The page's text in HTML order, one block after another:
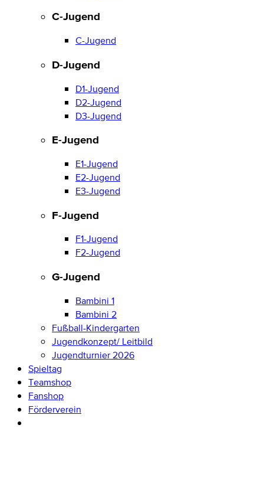
C-Jugend
C-Jugend
D-Jugend
D1-Jugend
D2-Jugend
D3-Jugend
E-Jugend
E1-Jugend
E2-Jugend
E3-Jugend
F-Jugend
F1-Jugend
F2-Jugend
G-Jugend
Bambini 1
Bambini 2
Fußball-Kindergarten
Jugendkonzept/ Leitbild
Jugendturnier 2026
Spieltag
Teamshop
Fanshop
Förderverein